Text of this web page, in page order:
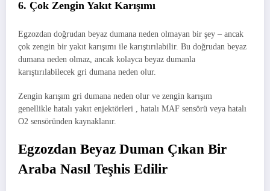
6. Çok Zengin Yakıt Karışımı
Egzozdan doğrudan beyaz dumana neden olmayan bir şey – ancak
çok zengin bir yakıt karışımı ile karıştırılabilir. Bu doğrudan beyaz
dumana neden olmaz, ancak kolayca beyaz dumanla
karıştırılabilecek gri dumana neden olur.
Zengin karışım gri dumana neden olur ve zengin karışım
genellikle hatalı yakıt enjektörleri , hatalı MAF sensörü veya hatalı
O2 sensöründen kaynaklanır.
Egzozdan Beyaz Duman Çıkan Bir
Araba Nasıl Teşhis Edilir